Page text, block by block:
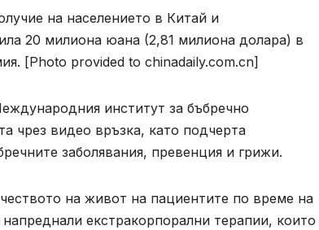
на населението в Китай и
20 милиона юана (2,81 милиона долара) в
[Photo provided to chinadaily.com.cn]
институт за бъбречно
чрез видео връзка, като подчерта
заболявания, превенция и грижи.
на живот на пациентите по време на
екстракорпорални терапии, които